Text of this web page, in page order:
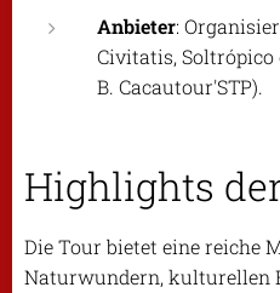
Anbieter:
Civitatis, Soltrópico
B. Cacautour'STP).
Highlights
Die Tour bietet eine reiche
Naturwundern, kulturellen